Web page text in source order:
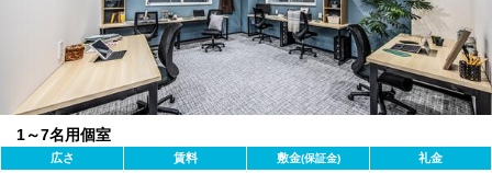
1～7名用個室
広さ 賃料 敷金(保証金) 礼金